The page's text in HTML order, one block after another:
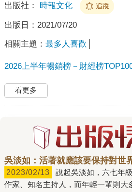
出版社： 時報文化 追蹤
出版日： 2021/07/20
相關主題： 最多人喜歡
2026上半年暢銷榜－財經榜
看更多
吳淡如：活著就應該要保持對世
2023/02/13
作家、知名主持人，而年輕一輩則大